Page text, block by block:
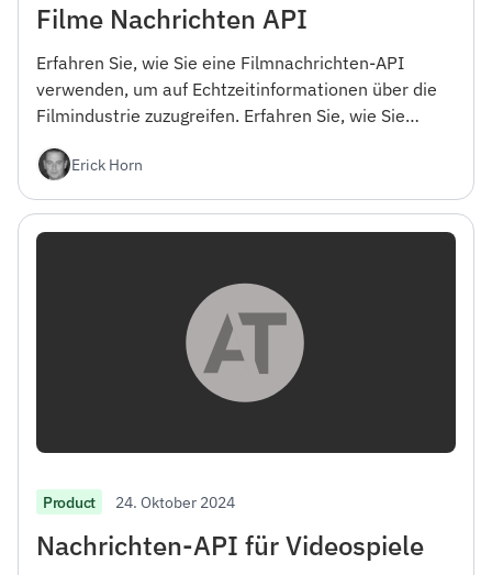
Filme Nachrichten API
Erfahren Sie, wie Sie eine Filmnachrichten-API
verwenden, um auf Echtzeitinformationen über die
Filmindustrie zuzugreifen. Erfahren Sie, wie Sie
können.Erick Horn
Product 24. Oktober 2024
Nachrichten-API für Videospiele